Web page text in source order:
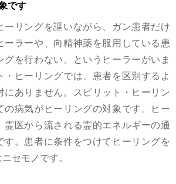
です
ーリングを謳いながら、ガン患者だけ
ーラーや、向精神薬を服用している患
グを行わない、というヒーラーがいま
・ヒーリングでは、患者を区別するよ
にありません。スピリット・ヒーリン
の病気がヒーリングの対象です。ヒー
霊医から流される霊的エネルギーの通
す。患者に条件をつけてヒーリングを
セモノです。